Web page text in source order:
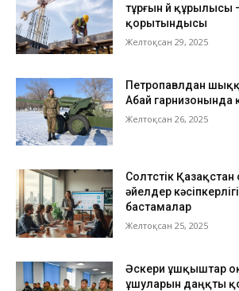
тұрғын үй
қорытындысы
Желтоқсан 29, 2025
Петропавлдан
Абай гарнизонында
Желтоқсан 26, 2025
Солтүстік
әйелдер
бастамалар
Желтоқсан 25, 2025
Әскери ұшқыштар
ұшуларын даңқты